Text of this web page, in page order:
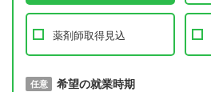
薬剤師取得見込
必須 取得予定年
任意 希望の就業時期